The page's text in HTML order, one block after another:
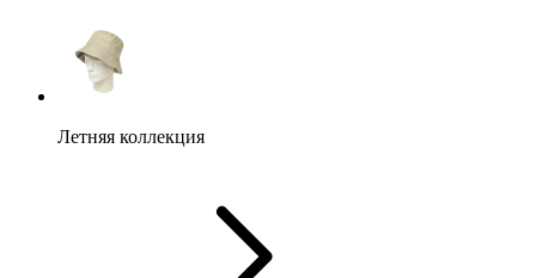
Летняя коллекция